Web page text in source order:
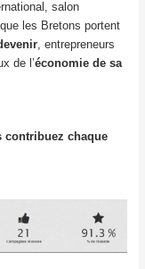
salon
les Bretons portent
, entrepreneurs
de l’économie de sa
contribuez chaque